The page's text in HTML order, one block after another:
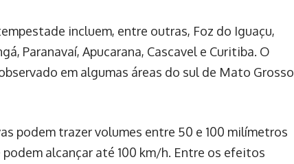
incluem, entre outras, Foz do Iguaçu,
Paranavaí, Apucarana, Cascavel e Curitiba. O
em algumas áreas do sul de Mato Grosso
podem trazer volumes entre 50 e 100 milímetros
alcançar até 100 km/h. Entre os efeitos